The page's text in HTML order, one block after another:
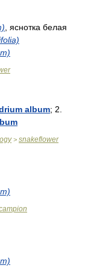
, яснотка белая
album; 2.
> snakeflower